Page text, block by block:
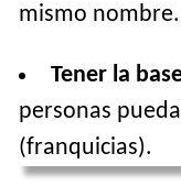
mismo nombre.
Tener la
personas
(franquicias).